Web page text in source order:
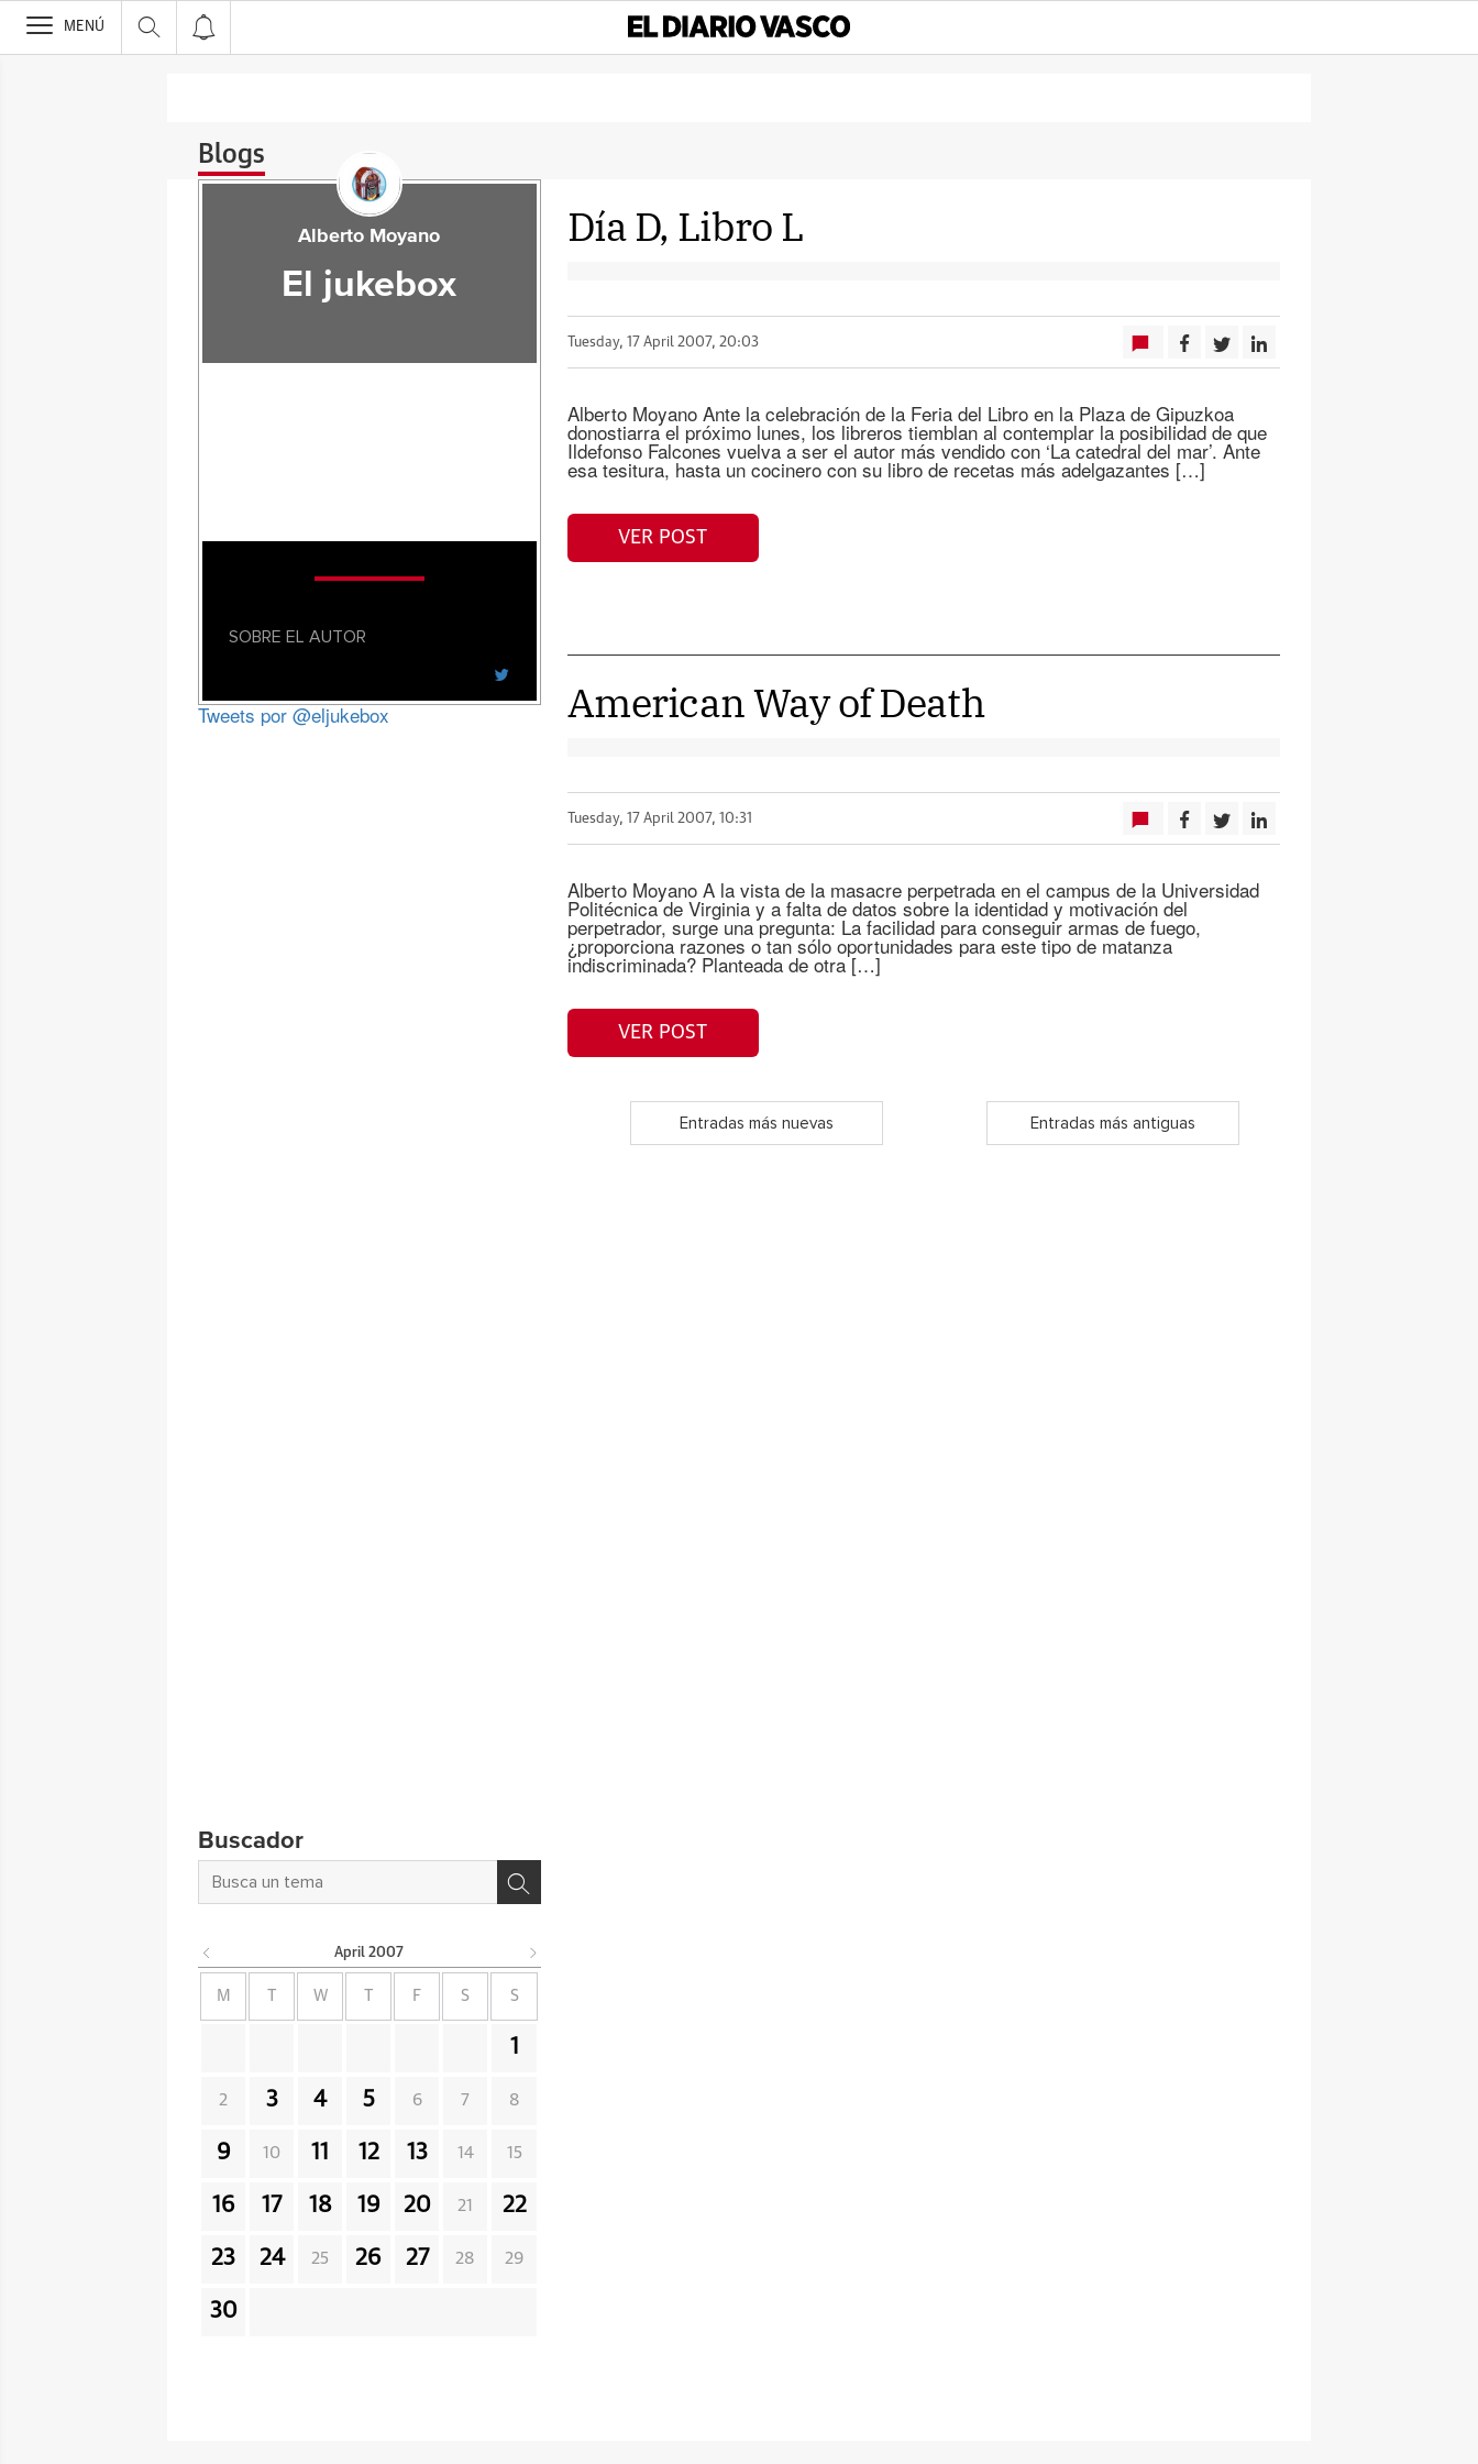
>
MENÚ
Blogs
Día D, Libro L
Tuesday, 17 April 2007, 20:03
Alberto Moyano Ante la celebración de la Feria del Libro en la Plaza de Gipuzkoa
donostiarra el próximo lunes, los libreros tiemblan al contemplar la posibilidad de que
Ildefonso Falcones vuelva a ser el autor más vendido con ‘La catedral del mar’. Ante
esa tesitura, hasta un cocinero con su libro de recetas más adelgazantes […]
VER POST
American Way of Death
Tuesday, 17 April 2007, 10:31
Alberto Moyano A la vista de la masacre perpetrada en el campus de la Universidad
Politécnica de Virginia y a falta de datos sobre la identidad y motivación del
perpetrador, surge una pregunta: La facilidad para conseguir armas de fuego,
¿proporciona razones o tan sólo oportunidades para este tipo de matanza
indiscriminada? Planteada de otra […]
VER POST
Entradas más nuevas Entradas más antiguas
Alberto Moyano
El jukebox
SOBRE EL AUTOR
Tweets por @eljukebox
Buscador
April 2007
M W F S S
1
2 3 4 5 6 7 8
9 10 11 12 13 14 15
16 17 18 19 20 21 22
23 24 25 26 27 28 29
30